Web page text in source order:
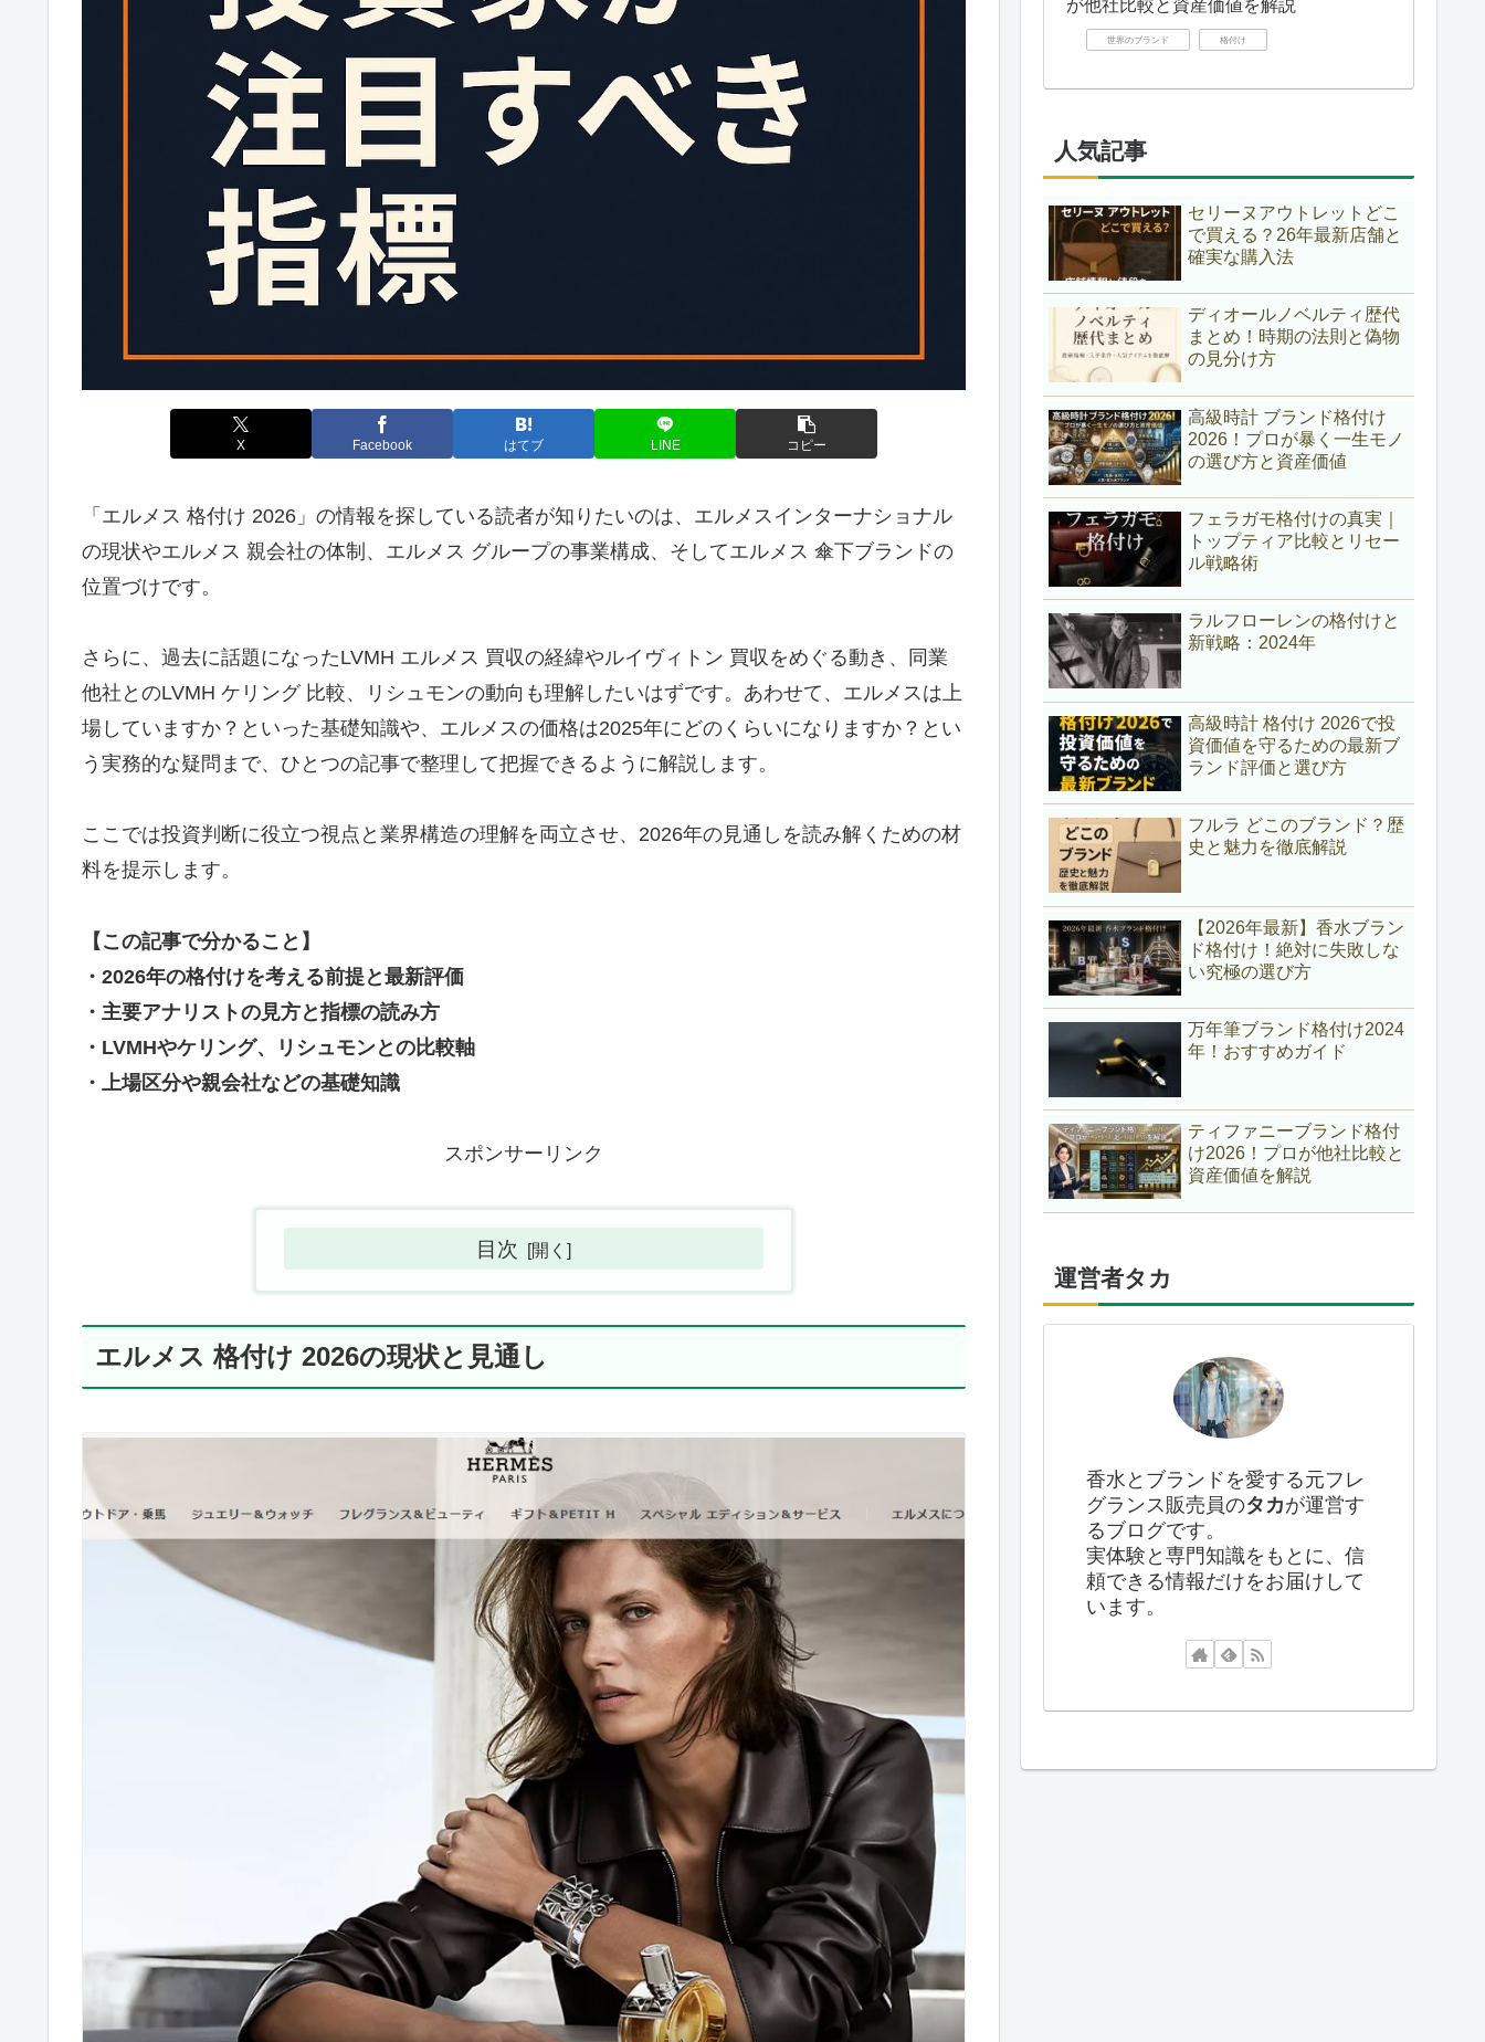
X Facebook はてブ LINE コピー
「エルメス 格付け 2026」の情報を探している読者が知りたいのは、エルメスインターナショナル
の現状やエルメス 親会社の体制、エルメス グループの事業構成、そしてエルメス 傘下ブランドの
位置づけです。
さらに、過去に話題になったLVMH エルメス 買収の経緯やルイヴィトン 買収をめぐる動き、同業
他社とのLVMH ケリング 比較、リシュモンの動向も理解したいはずです。あわせて、エルメスは上
場していますか？といった基礎知識や、エルメスの価格は2025年にどのくらいになりますか？とい
う実務的な疑問まで、ひとつの記事で整理して把握できるように解説します。
ここでは投資判断に役立つ視点と業界構造の理解を両立させ、2026年の見通しを読み解くための材
料を提示します。
【この記事で分かること】
・2026年の格付けを考える前提と最新評価
・主要アナリストの見方と指標の読み方
・LVMHやケリング、リシュモンとの比較軸
・上場区分や親会社などの基礎知識
スポンサーリンク
目次
エルメス 格付け 2026の現状と見通し
が他社比較と資産価値を解説
世界のブランド 格付け
人気記事
セリーヌアウトレットどこ
で買える？26年最新店舗と
確実な購入法
ディオールノベルティ歴代
まとめ！時期の法則と偽物
の見分け方
高級時計 ブランド格付け
2026！プロが暴く一生モノ
の選び方と資産価値
フェラガモ格付けの真実｜
トップティア比較とリセー
ル戦略術
ラルフローレンの格付けと
新戦略：2024年
高級時計 格付け 2026で投
資価値を守るための最新ブ
ランド評価と選び方
フルラ どこのブランド？歴
史と魅力を徹底解説
【2026年最新】香水ブラン
ド格付け！絶対に失敗しな
い究極の選び方
万年筆ブランド格付け2024
年！おすすめガイド
ティファニーブランド格付
け2026！プロが他社比較と
資産価値を解説
運営者タカ
香水とブランドを愛する元フレ
グランス販売員のタカが運営す
るブログです。
実体験と専門知識をもとに、信
頼できる情報だけをお届けして
います。